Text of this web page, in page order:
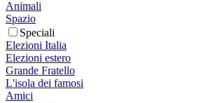
Animali
Spazio
Speciali
Elezioni Italia
Elezioni estero
Grande Fratello
L'isola dei famosi
Amici